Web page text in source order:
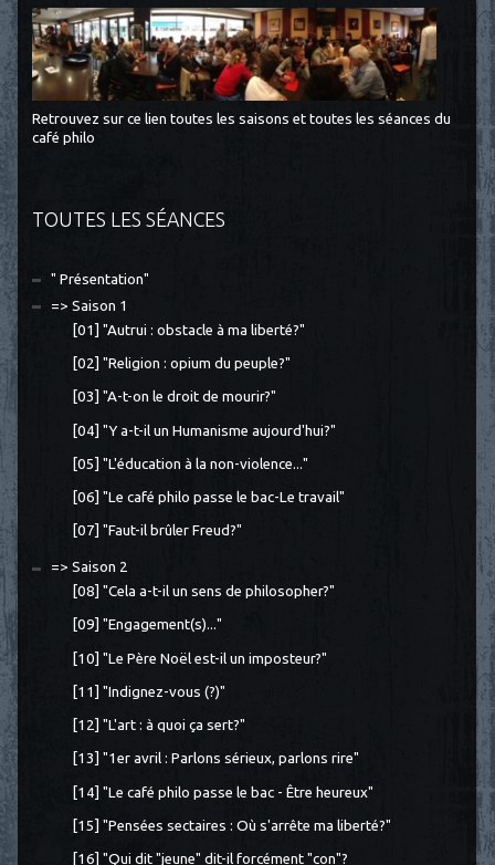
Retrouvez sur ce lien toutes les saisons et toutes les séances du
café philo
TOUTES LES SÉANCES
" Présentation"
=> Saison 1
[01] "Autrui : obstacle à ma liberté?"
[02] "Religion : opium du peuple?"
[03] "A-t-on le droit de mourir?"
[04] "Y a-t-il un Humanisme aujourd'hui?"
[05] "L'éducation à la non-violence..."
[06] "Le café philo passe le bac-Le travail"
[07] "Faut-il brûler Freud?"
=> Saison 2
[08] "Cela a-t-il un sens de philosopher?"
[09] "Engagement(s)..."
[10] "Le Père Noël est-il un imposteur?"
[11] "Indignez-vous (?)"
[12] "L'art : à quoi ça sert?"
[13] "1er avril : Parlons sérieux, parlons rire"
[14] "Le café philo passe le bac - Être heureux"
[15] "Pensées sectaires : Où s'arrête ma liberté?"
[16] "Qui dit "jeune" dit-il forcément "con"?